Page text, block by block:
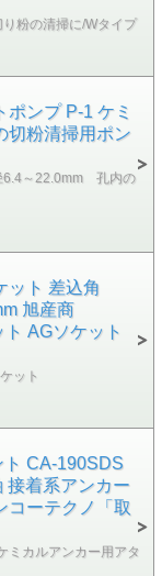
粉の清掃に/Wタイプ
ンプ P-1 ケミ
切粉清掃用ポン
6.4～22.0mm 孔内の
ット 差込角
旭産商
AGソケット
ット
CA-190SDS
接着系アンカー
コーテクノ「取
ミカルアンカー用アタ